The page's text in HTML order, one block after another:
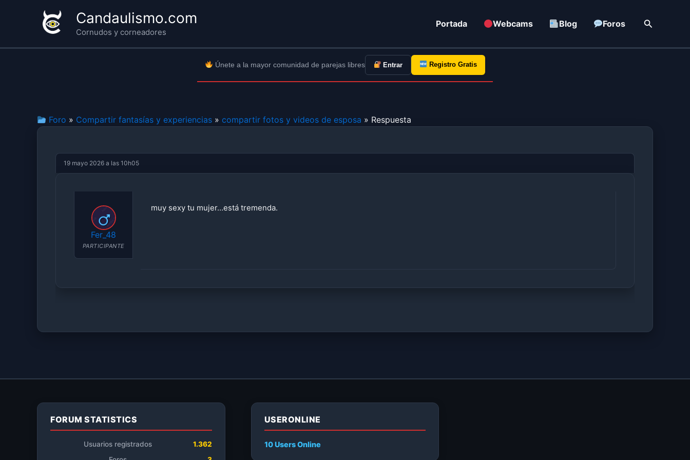
Candaulismo.com
Cornudos y corneadores
Portada Webcams Blog Foros Buscar
Únete a la mayor comunidad de parejas libres Entrar Registro Gratis
Foro » Compartir fantasías y experiencias »compartir fotos y videos de esposa » Respuesta
19 mayo 2026 a las 10h05
Fer_48
PARTICIPANTE
muy sexy tu mujer…está tremenda.
FORUM STATISTICS
Usuarios registrados
1.362
USERONLINE
10 UsersOnline